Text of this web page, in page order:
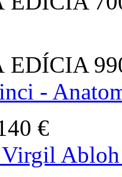
EDÍCIA
-
€